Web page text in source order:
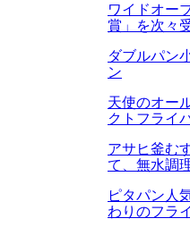
ワイドオー
賞」を次々
ダブルパン
ン
天使のオー
クトフライ
アサヒ釜む
て、無水調
ピタパン 人
わりのフラ